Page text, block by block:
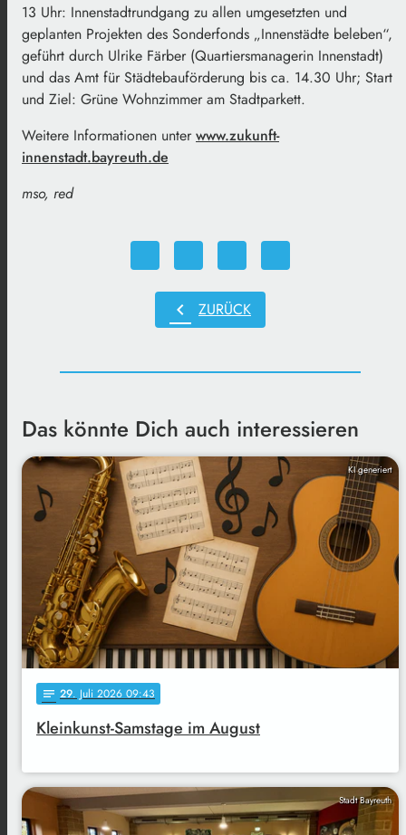
13 Uhr: Innenstadtrundgang zu allen umgesetzten und
geplanten Projekten des Sonderfonds „Innenstädte beleben“,
geführt durch Ulrike Färber (Quartiersmanagerin Innenstadt)
und das Amt für Städtebauförderung bis ca. 14.30 Uhr; Start
und Ziel: Grüne Wohnzimmer am Stadtparkett.
Weitere Informationen unter www.zukunft-
innenstadt.bayreuth.de
mso, red
chevron_left ZURÜCK
Das könnte Dich auch interessieren
KI generiert
notes 29. Juli 2026 09:43
Kleinkunst-Samstage im August
Stadt Bayreuth